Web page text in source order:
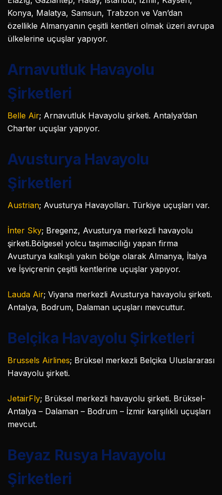
Konya, Malatya, Samsun, Trabzon ve Van’dan
özellikle Almanyanın çeşitli kentleri olmak üzeri avrupa
ülkelerine uçuşlar yapıyor.
Arnavutluk Havayolu
Şirketleri
Belle Air; Arnavutluk Havayolu şirketi. Antalya’dan
Charter uçuşlar yapıyor.
Avusturya Havayolu
Şirketleri
Austrian; Avusturya Havayolları. Türkiye uçuşları var.
İnter Sky; Bregenz, Avusturya merkezli havayolu
şirketi.Bölgesel yolcu taşımacılığı yapan firma
Avusturya kalkışlı yakın bölge olarak Almanya, İtalya
ve İşviçrenin çeşitli kentlerine uçuşlar yapıyor.
Lauda Air; Viyana merkezli Avusturya havayolu şirketi.
Antalya, Bodrum, Dalaman uçuşları mevcuttur.
Belçika Havayolu Şirketleri
Brussels Airlines; Brüksel merkezli Belçika Uluslararası
Havayolu şirketi.
JetairFly; Brüksel merkezli havayolu şirketi. Brüksel-
Antalya – Dalaman – Bodrum – İzmir karşılıklı uçuşları
mevcut.
Beyaz Rusya Havayolu
Şirketleri